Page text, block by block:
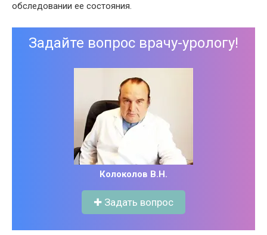
обследовании ее состояния.
Задайте вопрос врачу-урологу!
Колоколов В.Н.
✚ Задать вопрос